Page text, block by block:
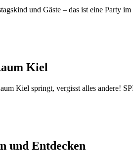
und Gäste – das ist eine Party
Kiel
Kiel springt, vergisst alles andere!
und Entdecken